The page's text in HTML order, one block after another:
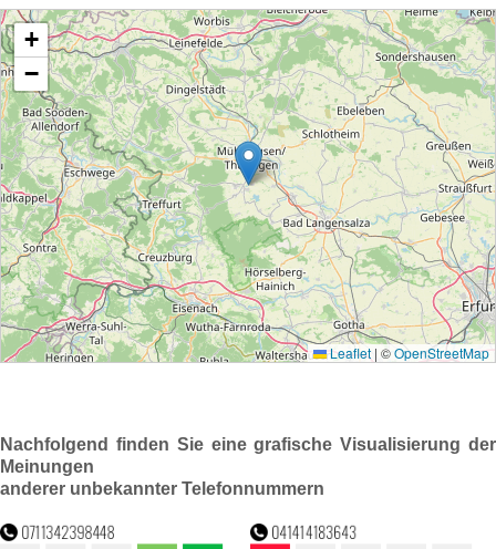
Nachfolgend finden Sie eine grafische Visualisierung der
Meinungen
anderer unbekannter Telefonnummern